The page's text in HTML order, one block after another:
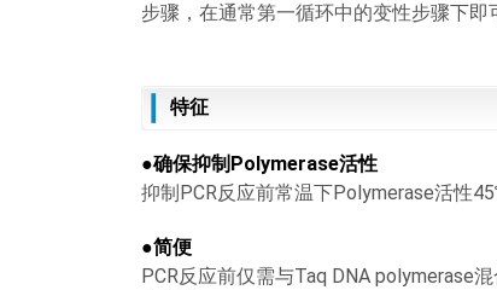
步骤，在通常第一循环中的变性步骤下即
特征
●确保抑制 Polymerase活性
抑制PCR反应前常温下Polymerase活性
●简便
PCR反应前仅需与Taq DNA polymerase